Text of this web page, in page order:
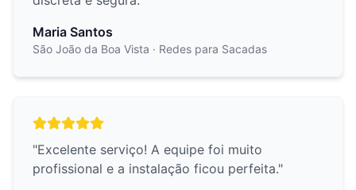
Maria Santos
São João da Boa Vista · Redes para Sacadas
"Excelente serviço! A equipe foi muito
profissional e a instalação ficou perfeita."